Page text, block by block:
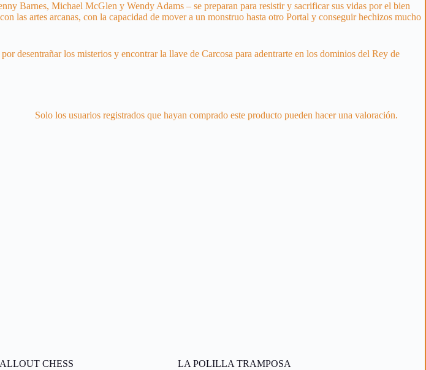
Barnes, Michael McGlen y Wendy Adams – se preparan para resistir y sacrificar sus vidas por el bien
las artes arcanas, con la capacidad de mover a un monstruo hasta otro Portal y conseguir hechizos mucho
desentrañar los misterios y encontrar la llave de Carcosa para adentrarte en los dominios del Rey de
Solo los usuarios registrados que hayan comprado este producto pueden hacer una valoración.
CHESS
LA POLILLA TRAMPOSA